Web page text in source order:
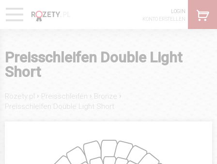
LOGIN
KONTO ERSTELLEN
Preisschleifen Double Light
Short
Rozety.pl › Preisschleifen › Bronze ›
Preisschleifen Double Light Short